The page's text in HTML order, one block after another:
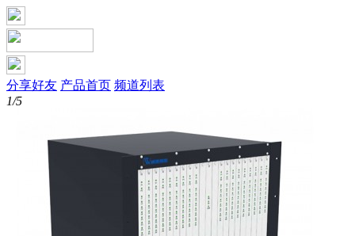
分享好友 产品首页 频道列表
1/5